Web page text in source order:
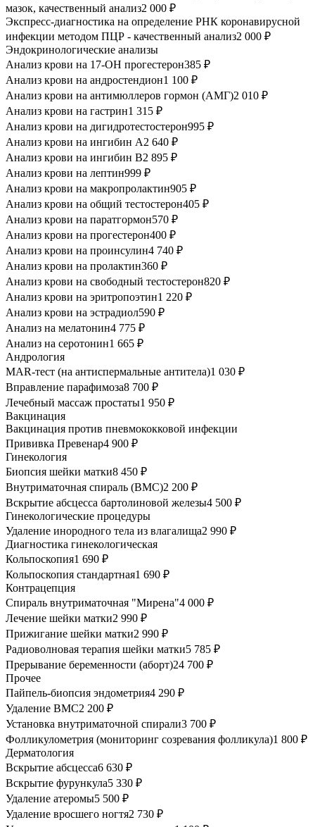
мазок, качественный анализ​2 000 ₽
Экспресс-диагностика на определение РНК коронавирусной
инфекции методом ПЦР - качественный анализ​2 000 ₽
Эндокринологические анализы
Анализ крови на 17-ОН прогестерон385 ₽
Анализ крови на андростендион1 100 ₽
Анализ крови на антимюллеров гормон (АМГ)2 010 ₽
Анализ крови на гастрин1 315 ₽
Анализ крови на дигидротестостерон995 ₽
Анализ крови на ингибин А2 640 ₽
Анализ крови на ингибин В2 895 ₽
Анализ крови на лептин999 ₽
Анализ крови на макропролактин905 ₽
Анализ крови на общий тестостерон405 ₽
Анализ крови на паратгормон570 ₽
Анализ крови на прогестерон400 ₽
Анализ крови на проинсулин4 740 ₽
Анализ крови на пролактин360 ₽
Анализ крови на свободный тестостерон820 ₽
Анализ крови на эритропоэтин1 220 ₽
Анализ крови на эстрадиол590 ₽
Анализ на мелатонин4 775 ₽
Анализ на серотонин1 665 ₽
Андрология
MAR-тест (на антиспермальные антитела)1 030 ₽
Вправление парафимоза8 700 ₽
Лечебный массаж простаты1 950 ₽
Вакцинация
Вакцинация против пневмококковой инфекции
Прививка Превенар4 900 ₽
Гинекология
Биопсия шейки матки8 450 ₽
Внутриматочная спираль (ВМС)2 200 ₽
Вскрытие абсцесса бартолиновой железы4 500 ₽
Гинекологические процедуры
Удаление инородного тела из влагалища2 990 ₽
Диагностика гинекологическая
Кольпоскопия1 690 ₽
Кольпоскопия стандартная1 690 ₽
Контрацепция
Спираль внутриматочная "Мирена"4 000 ₽
Лечение шейки матки2 990 ₽
Прижигание шейки матки2 990 ₽
Радиоволновая терапия шейки матки5 785 ₽
Прерывание беременности (аборт)24 700 ₽
Прочее
Пайпель-биопсия эндометрия4 290 ₽
Удаление ВМС2 200 ₽
Установка внутриматочной спирали3 700 ₽
Фолликулометрия (мониторинг созревания фолликула)1 800 ₽
Дерматология
Вскрытие абсцесса6 630 ₽
Вскрытие фурункула5 330 ₽
Удаление атеромы5 500 ₽
Удаление вросшего ногтя2 730 ₽